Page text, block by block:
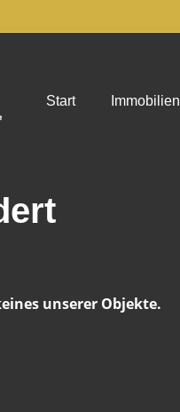
Start Immobilien
unserer Objekte.